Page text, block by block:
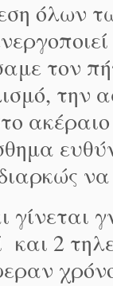
όλων
τον
την
ακέραιο
γίνεται
και 2